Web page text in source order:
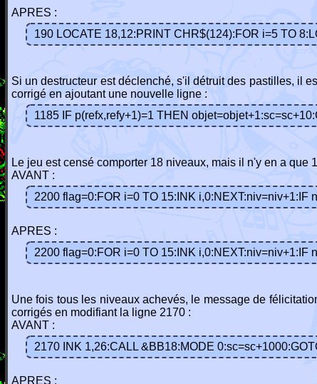
APRES :
190 LOCATE 18,12:PRINT CHR$(124):FOR i=5 TO
Si un destructeur est déclenché, s'il détruit des pastilles, il
corrigé en ajoutant une nouvelle ligne :
1185 IF p(refx,refy+1)=1 THEN
Le jeu est censé comporter 18 niveaux, mais il n'y en a
AVANT :
2200 flag=0:FOR i=0 TO 15:INK i,0:NEXT:niv=niv+1:IF
APRES :
2200 flag=0:FOR i=0 TO 15:INK i,0:NEXT:niv=niv+1:IF
Une fois tous les niveaux achevés, le message de
corrigés en modifiant la ligne 2170 :
AVANT :
2170 INK 1,26:CALL &BB18:MODE
APRES :